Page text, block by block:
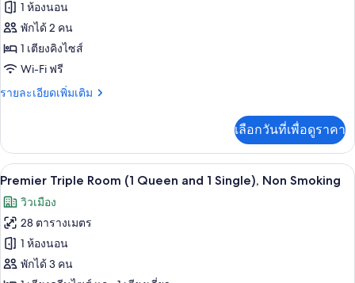
Non
Smoking
ของ
ห้อง
พรีเมียร์,
เตียง
คิง
1
เตียง,
ปลอด
บุหรี่
1 ห้องนอน
พักได้ 2 คน
1 เตียงคิงไซส์
Wi-Fi ฟรี
รายละเอียดเพิ่มเติม
ราย
เกี่ยว
กับ
ห้อง
เตียง
คิง
ไซส์
เตียง,
ปลอด
เลือกวันที่เพื่อดูราคา
เปิด
ภาพถ่าย
ทั้งหมด
ของ
Premier
เครื่องนอนระดับพรีเมียม, เตียง Select
8
Premier Triple Room (1 Queen and 1 Single), Non Smoking
วิวเมือง
28 ตารางเมตร
1 ห้องนอน
พักได้ 3 คน